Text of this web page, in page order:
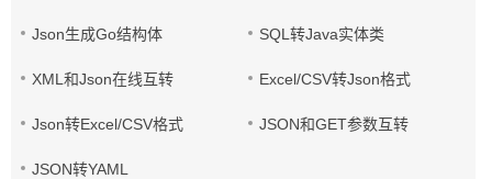
Json生成Go结构体 SQL转Java实体类
XML和Json在线互转 Excel/CSV转Json格式
Json转Excel/CSV格式 JSON和GET参数互转
JSON转YAML